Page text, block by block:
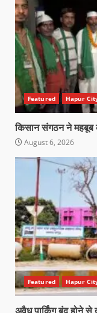
Featured Hapur
किसान संगठन ने महबूब
August 6, 2026
Featured Hapur